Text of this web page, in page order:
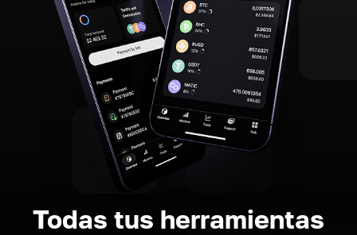
Todas tus herramientas